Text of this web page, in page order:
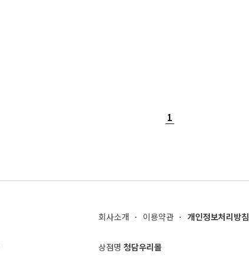
1
회사소개 이용약관 개인정보처리방침
상점명 청담우리몰